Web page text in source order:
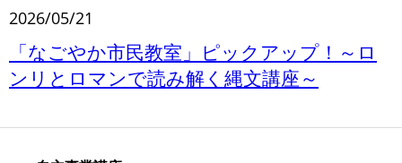
2026/05/21
「なごやか市民教室」ピックアップ！～ロ
ンリとロマンで読み解く縄文講座～